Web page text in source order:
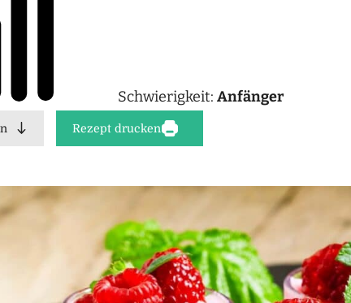
Schwierigkeit: Anfänger
Rezept drucken